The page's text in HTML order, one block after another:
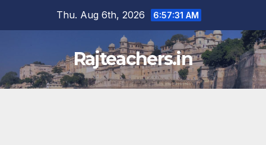
Thu. Aug 6th, 2026 6:57:32 AM
Rajteachers.in